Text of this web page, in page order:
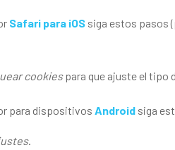
Safari para iOS siga estos pasos
cookiespara que ajuste el tipo
para dispositivosAndroid siga
.